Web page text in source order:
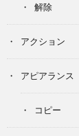
解除
アクション
アピアランス
コピー